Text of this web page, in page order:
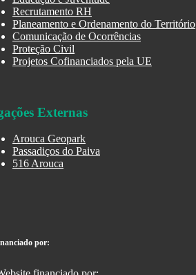
Recrutamento RH
Planeamento e Ordenamento do Território
Comunicação de Ocorrências
Proteção Civil
Projetos Cofinanciados pela UE
Externas
Arouca Geopark
Passadiços do Paiva
516 Arouca
por: